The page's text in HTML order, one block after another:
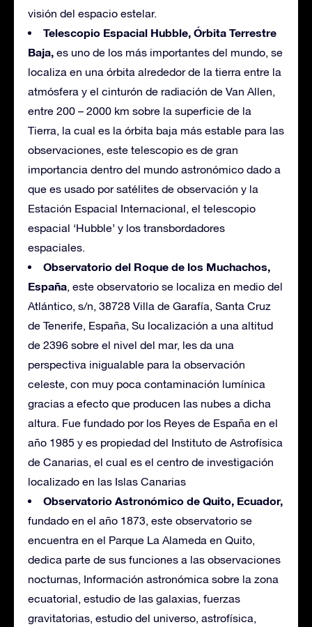
visión del espacio estelar.
Telescopio Espacial Hubble, Órbita Terrestre
Baja, es uno de los más importantes del mundo, se
localiza en una órbita alrededor de la tierra entre la
atmósfera y el cinturón de radiación de Van Allen,
entre 200 – 2000 km sobre la superficie de la
Tierra, la cual es la órbita baja más estable para las
observaciones, este telescopio es de gran
importancia dentro del mundo astronómico dado a
que es usado por satélites de observación y la
Estación Espacial Internacional, el telescopio
espacial ‘Hubble’ y los transbordadores
espaciales.
Observatorio del Roque de los Muchachos,
España, este observatorio se localiza en medio del
Atlántico, s/n, 38728 Villa de Garafía, Santa Cruz
de Tenerife, España, Su localización a una altitud
de 2396 sobre el nivel del mar, les da una
perspectiva inigualable para la observación
celeste, con muy poca contaminación lumínica
gracias a efecto que producen las nubes a dicha
altura. Fue fundado por los Reyes de España en el
año 1985 y es propiedad del Instituto de Astrofísica
de Canarias, el cual es el centro de investigación
localizado en las Islas Canarias
Observatorio Astronómico de Quito, Ecuador,
fundado en el año 1873, este observatorio se
encuentra en el Parque La Alameda en Quito,
dedica parte de sus funciones a las observaciones
nocturnas, Información astronómica sobre la zona
ecuatorial, estudio de las galaxias, fuerzas
gravitatorias, estudio del universo, astrofísica,